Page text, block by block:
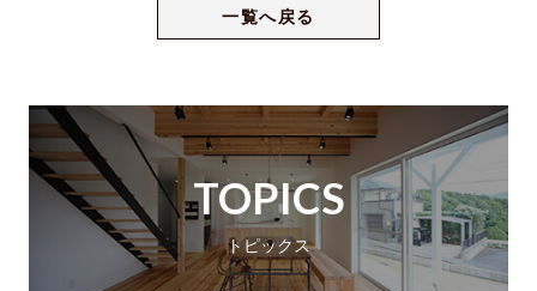
一覧へ戻る
TOPICS
トピックス